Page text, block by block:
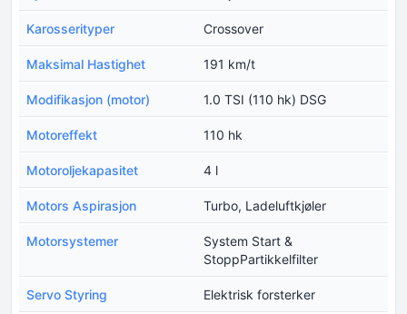
Karosserityper Crossover
Maksimal Hastighet 191 km/t
Modifikasjon (motor) 1.0 TSI (110 hk) DSG
Motoreffekt 110 hk
Motoroljekapasitet 4 l
Motors Aspirasjon Turbo, Ladeluftkjøler
Motorsystemer
System Start &
StoppPartikkelfilter
Servo Styring Elektrisk forsterker